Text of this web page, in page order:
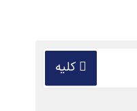
کلیه